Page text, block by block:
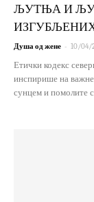
ЉУТЊА И
Душа од жене - 10/04/
Етички кодекс
инспирише на
сунцем и помолите